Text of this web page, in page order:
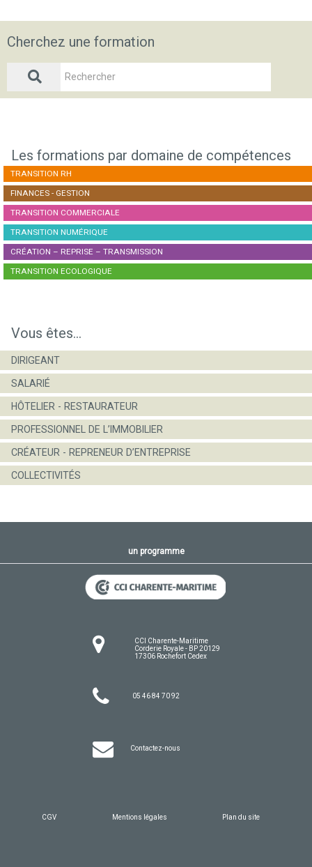
Cherchez une formation
Les formations par domaine de compétences
TRANSITION RH
FINANCES - GESTION
TRANSITION COMMERCIALE
TRANSITION NUMÉRIQUE
CRÉATION – REPRISE – TRANSMISSION
TRANSITION ECOLOGIQUE
Vous êtes...
DIRIGEANT
SALARIÉ
HÔTELIER - RESTAURATEUR
PROFESSIONNEL DE L’IMMOBILIER
CRÉATEUR - REPRENEUR D’ENTREPRISE
COLLECTIVITÉS
un programme
CCI Charente-Maritime
Corderie Royale - BP 20129
17306 Rochefort Cedex
05 46 84 70 92
Contactez-nous
CGV Mentions légales Plan du site